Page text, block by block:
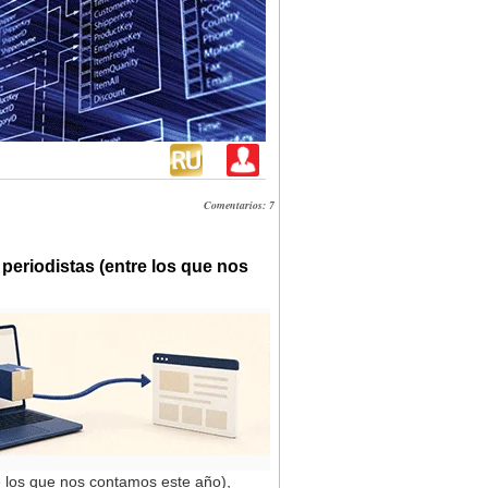
Comentarios: 7
(entre los que nos
que nos contamos este año),